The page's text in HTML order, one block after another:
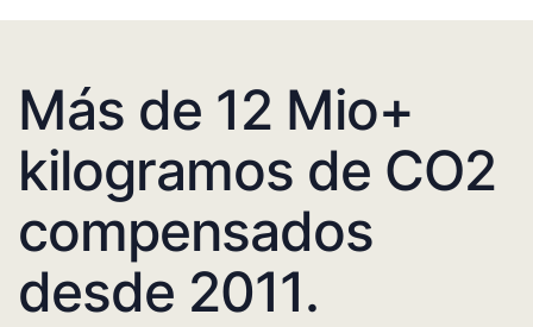
Más de 12 Mio+
kilogramos de CO2
compensados
desde 2011.